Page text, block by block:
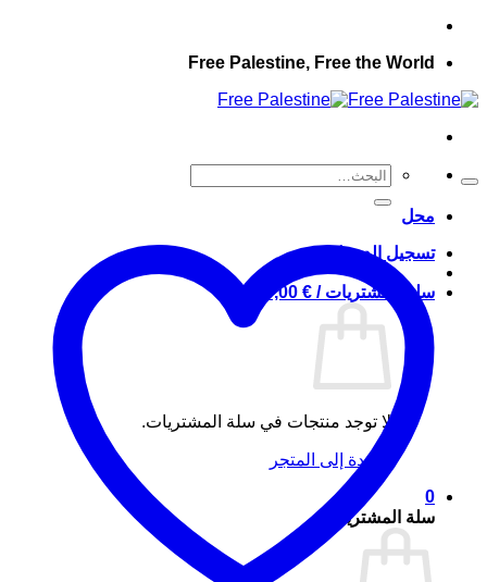
Free Palestine, Free the World
البحث
عن:
محل
تسجيل الدخول
سلة المشتريات / 0,00 €
لا توجد منتجات في سلة المشتريات.
العودة إلى المتجر
0
سلة المشتريات